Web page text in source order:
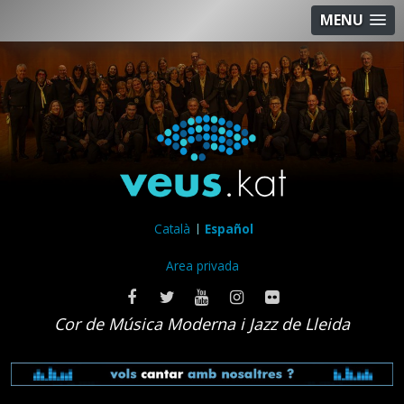
MENU
Català Español
Area privada
Cor de Música Moderna i Jazz de Lleida